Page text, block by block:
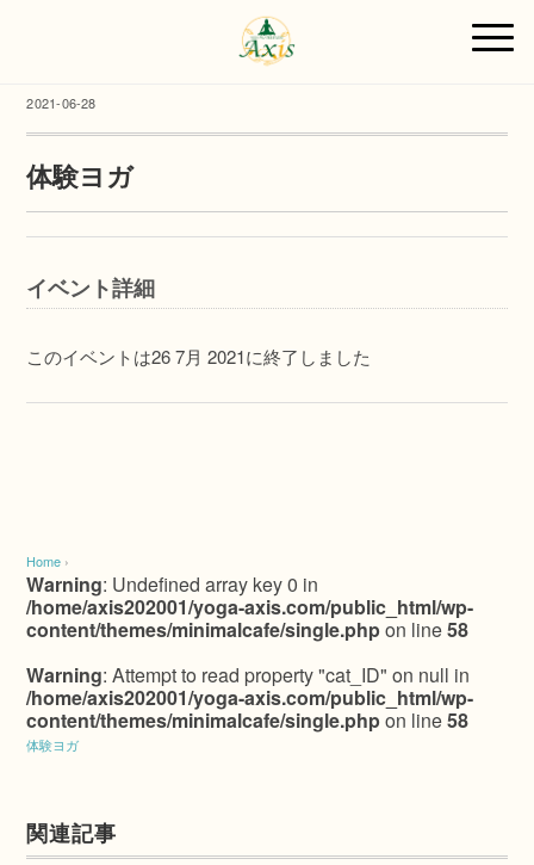
2021-06-28
体験ヨガ
イベント詳細
このイベントは26 7月 2021に終了しました
Home ›
Warning: Undefined array key 0 in
/home/axis202001/yoga-axis.com/public_html/wp-
content/themes/minimalcafe/single.phpon line58
Warning: Attempt to read property "cat_ID" on null in
/home/axis202001/yoga-axis.com/public_html/wp-
content/themes/minimalcafe/single.phpon line58
体験ヨガ
関連記事